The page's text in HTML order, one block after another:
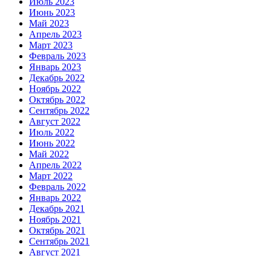
Июнь 2023
Май 2023
Апрель 2023
Март 2023
Февраль 2023
Январь 2023
Декабрь 2022
Ноябрь 2022
Октябрь 2022
Сентябрь 2022
Август 2022
Июль 2022
Июнь 2022
Май 2022
Апрель 2022
Март 2022
Февраль 2022
Январь 2022
Декабрь 2021
Ноябрь 2021
Октябрь 2021
Сентябрь 2021
Август 2021